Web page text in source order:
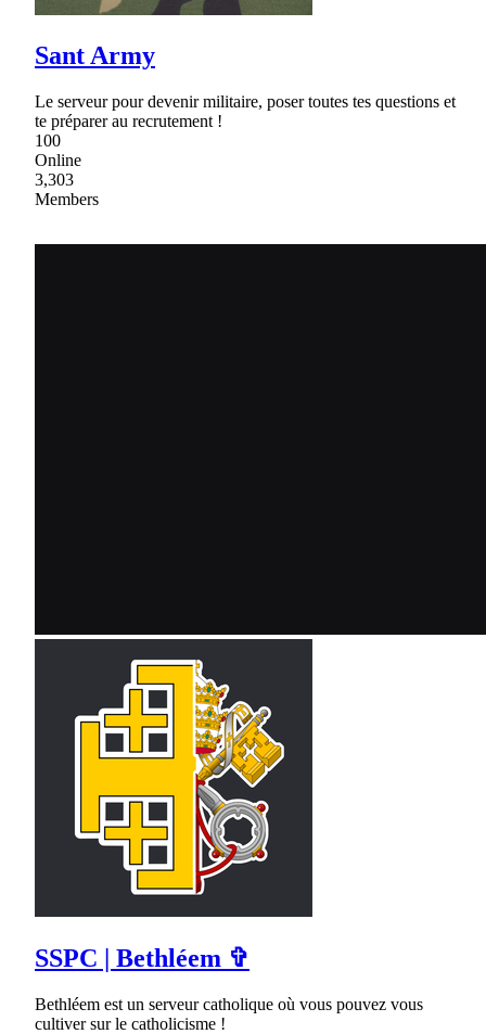
Sant Army
Le serveur pour devenir militaire, poser toutes tes questions et
te préparer au recrutement !
100
Online
3,303
Members
SSPC | Bethléem ✞
Bethléem est un serveur catholique où vous pouvez vous
cultiver sur le catholicisme !